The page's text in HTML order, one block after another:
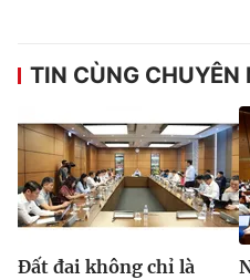
VTV4
VTV9
Liên hệ tòa soạn
TIN CÙNG CHUYÊN
Đất đai không chỉ là